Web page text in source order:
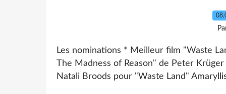
Les nominations * Meilleur film "Waste
The Madness of Reason" de Peter
Natali Broods pour "Waste Land"